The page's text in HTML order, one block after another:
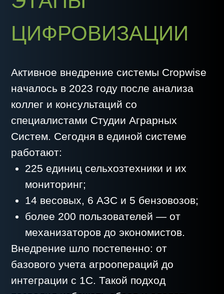
агрономы
— используют снимки
анализируют технологии;
экономисты
— ведут учет до поля,
механизаторы— получают
обратную связь по качеству работы
и вовлекаются в соревновательный
процесс;
руководители— получают
достоверные данные для
стратегических решений и
отчетности в гос­системы.
Роман Чаловский подчеркивает:
«Сегодня все — от механизатора до
генерального директора — работают
в одной системе. Это исключает
дублирование функций, снижает риск
ошибок и дает прозрачность, которая
раньше была недостижима».
ЭКОНОМИЧЕСКИЙ
РЕЗУЛЬТАТ